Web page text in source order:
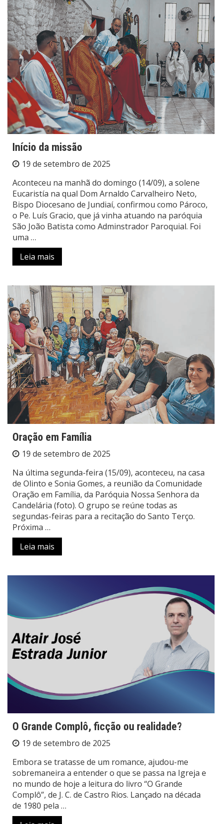
Início da missão
19 de setembro de 2025
Aconteceu na manhã do domingo (14/09), a solene
Eucaristía na qual Dom Arnaldo Carvalheiro Neto,
Bispo Diocesano de Jundiaí, confirmou como Pároco,
o Pe. Luís Gracio, que já vinha atuando na paróquia
São João Batista como Adminstrador Paroquial. Foi
uma …
Leia mais
Oração em Família
19 de setembro de 2025
Na última segunda-feira (15/09), aconteceu, na casa
de Olinto e Sonia Gomes, a reunião da Comunidade
Oração em Família, da Paróquia Nossa Senhora da
Candelária (foto). O grupo se reúne todas as
segundas-feiras para a recitação do Santo Terço.
Próxima …
Leia mais
O Grande Complô, ficção ou realidade?
19 de setembro de 2025
Embora se tratasse de um romance, ajudou-me
sobremaneira a entender o que se passa na Igreja e
no mundo de hoje a leitura do livro “O Grande
Complô”, de J. C. de Castro Rios. Lançado na década
de 1980 pela …